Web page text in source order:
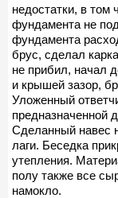
недостатки, в том
фундамента не
фундамента
брус, сделал
не прибил, начал
и крышей зазор,
Уложенный
предназначенной
Сделанный навес
лаги. Беседка
утепления.
полу также все
намокло.